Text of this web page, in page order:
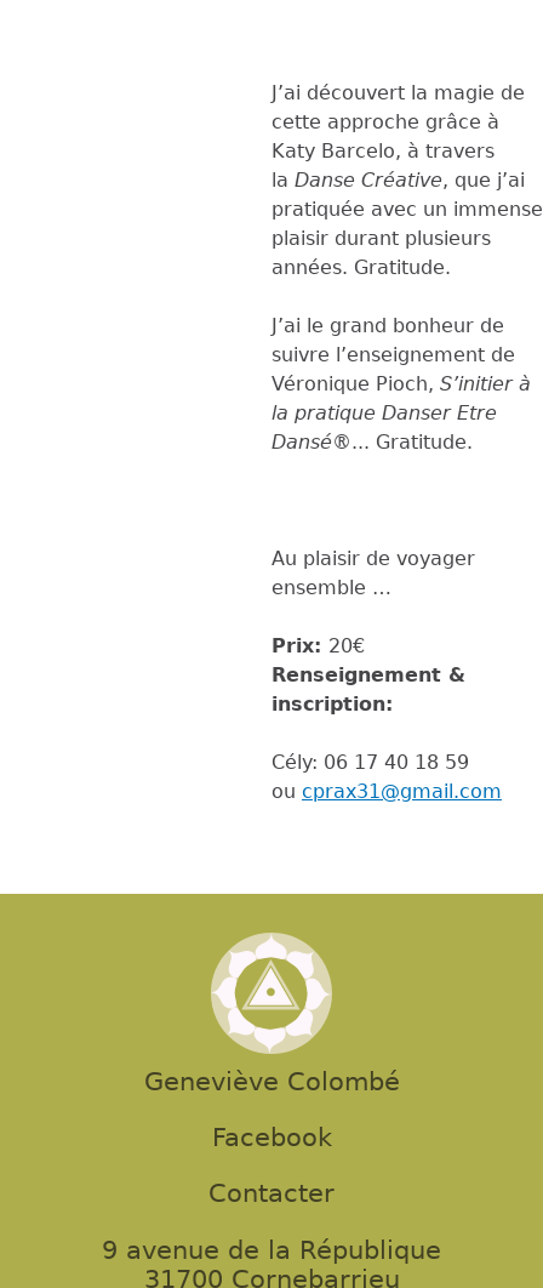
J’ai découvert la magie de
cette approche grâce à
Katy Barcelo, à travers
la Danse Créative, que j’ai
pratiquée avec un immense
plaisir durant plusieurs
années. Gratitude.
J’ai le grand bonheur de
suivre l’enseignement de
Véronique Pioch, S’initier à
la pratique Danser Etre
Dansé®... Gratitude.
Au plaisir de voyager
ensemble …
Prix: 20€
Renseignement &
inscription:
Cély: 06 17 40 18 59
ou cprax31@gmail.com
Geneviève Colombé
Facebook
Contacter
9 avenue de la République
31700 Cornebarrieu